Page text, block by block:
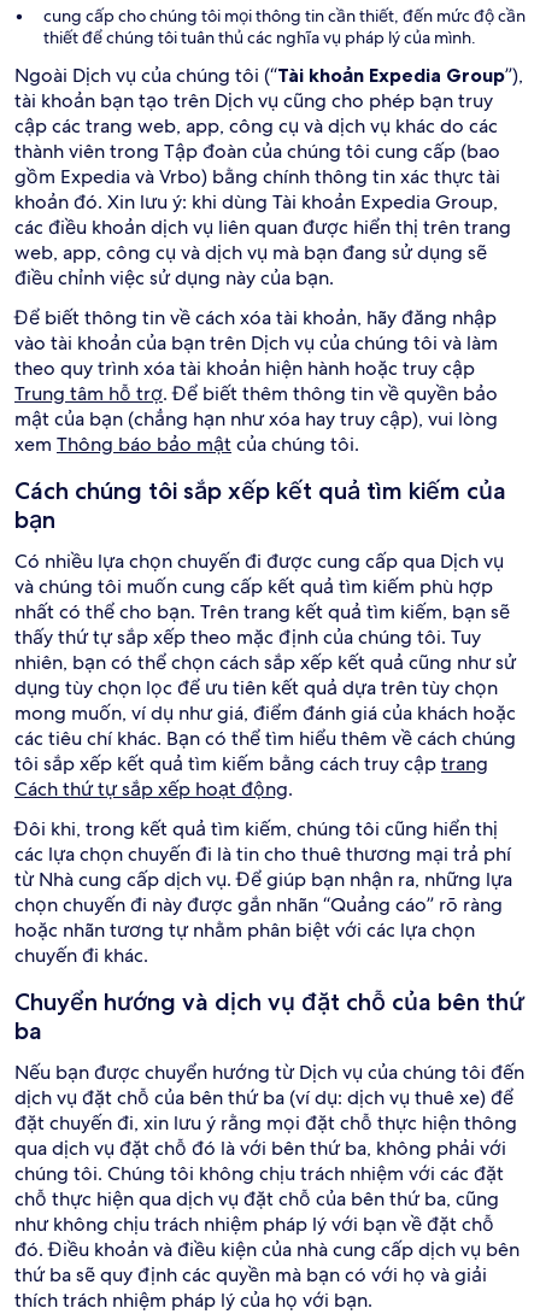
cung cấp cho chúng tôi mọi thông tin cần thiết, đến mức độ cần
thiết để chúng tôi tuân thủ các nghĩa vụ pháp lý của mình.
Ngoài Dịch vụ của chúng tôi (“Tài khoản Expedia Group”),
tài khoản bạn tạo trên Dịch vụ cũng cho phép bạn truy
cập các trang web, app, công cụ và dịch vụ khác do các
thành viên trong Tập đoàn của chúng tôi cung cấp (bao
gồm Expedia và Vrbo) bằng chính thông tin xác thực tài
khoản đó. Xin lưu ý: khi dùng Tài khoản Expedia Group,
các điều khoản dịch vụ liên quan được hiển thị trên trang
web, app, công cụ và dịch vụ mà bạn đang sử dụng sẽ
điều chỉnh việc sử dụng này của bạn.
Để biết thông tin về cách xóa tài khoản, hãy đăng nhập
vào tài khoản của bạn trên Dịch vụ của chúng tôi và làm
theo quy trình xóa tài khoản hiện hành hoặc truy cập
Trung tâm hỗ trợ. Để biết thêm thông tin về quyền bảo
mật của bạn (chẳng hạn như xóa hay truy cập), vui lòng
xem Thông báo bảo mậtcủa chúng tôi.
Cách chúng tôi sắp xếp kết quả tìm kiếm của
bạn
Có nhiều lựa chọn chuyến đi được cung cấp qua Dịch vụ
và chúng tôi muốn cung cấp kết quả tìm kiếm phù hợp
nhất có thể cho bạn. Trên trang kết quả tìm kiếm, bạn sẽ
thấy thứ tự sắp xếp theo mặc định của chúng tôi. Tuy
nhiên, bạn có thể chọn cách sắp xếp kết quả cũng như sử
dụng tùy chọn lọc để ưu tiên kết quả dựa trên tùy chọn
mong muốn, ví dụ như giá, điểm đánh giá của khách hoặc
các tiêu chí khác. Bạn có thể tìm hiểu thêm về cách chúng
tôi sắp xếp kết quả tìm kiếm bằng cách truy cậptrang
Cách thứ tự sắp xếp hoạt động.
Đôi khi, trong kết quả tìm kiếm, chúng tôi cũng hiển thị
các lựa chọn chuyến đi là tin cho thuê thương mại trả phí
từ Nhà cung cấp dịch vụ. Để giúp bạn nhận ra, những lựa
chọn chuyến đi này được gắn nhãn “Quảng cáo” rõ ràng
hoặc nhãn tương tự nhằm phân biệt với các lựa chọn
chuyến đi khác.
Chuyển hướng và dịch vụ đặt chỗ của bên thứ
ba
Nếu bạn được chuyển hướng từ Dịch vụ của chúng tôi đến
dịch vụ đặt chỗ của bên thứ ba (ví dụ: dịch vụ thuê xe) để
đặt chuyến đi, xin lưu ý rằng mọi đặt chỗ thực hiện thông
qua dịch vụ đặt chỗ đó là với bên thứ ba, không phải với
chúng tôi. Chúng tôi không chịu trách nhiệm với các đặt
chỗ thực hiện qua dịch vụ đặt chỗ của bên thứ ba, cũng
như không chịu trách nhiệm pháp lý với bạn về đặt chỗ
đó. Điều khoản và điều kiện của nhà cung cấp dịch vụ bên
thứ ba sẽ quy định các quyền mà bạn có với họ và giải
thích trách nhiệm pháp lý của họ với bạn.